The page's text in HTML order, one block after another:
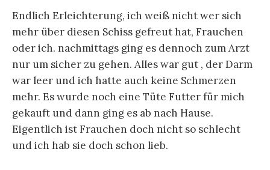
Endlich Erleichterung, ich weiß nicht wer sich
mehr über diesen Schiss gefreut hat, Frauchen
oder ich. nachmittags ging es dennoch zum Arzt
nur um sicher zu gehen. Alles war gut , der Darm
war leer und ich hatte auch keine Schmerzen
mehr. Es wurde noch eine Tüte Futter für mich
gekauft und dann ging es ab nach Hause.
Eigentlich ist Frauchen doch nicht so schlecht
und ich hab sie doch schon lieb.